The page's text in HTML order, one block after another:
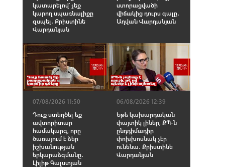
կատարելով՝ չեք
կարող սպառնալիքը
զսպել․ Քրիստինե
Վարդանյան
ստորացվածի
վիճակից դուրս գալը․
Աղվան Վարդանյան
07/08/2026 11:50
Դուք ստեղծել եք
ավտորիտար
համակարգ, որը
ծառայում է ձեր
իշխանության
երկարաձգմանը․
Լիլիթ Գալստյան
06/08/2026 12:39
Եթե կախարդական
փայտիկ լիներ, ՔՊ-ն
ընդդիմադիր
փոխխոսնակ չէր
ունենա․ Քրիստինե
Վարդանյան